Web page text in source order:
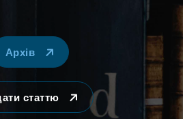
Архів
статтю